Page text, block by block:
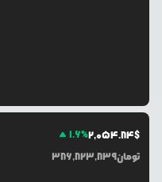
1.6%2,054.84$
386,823,839تومان